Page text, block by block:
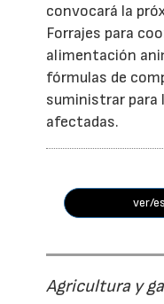
convocará la
Forrajes para
alimentación
fórmulas de
suministrar para
afectadas.
ver/
Agricultura y